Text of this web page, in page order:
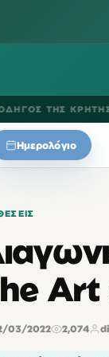
ΤΗΣ ΚΡΗΤΗΣ
Ημερολόγιο
Art
03/2022 2,074